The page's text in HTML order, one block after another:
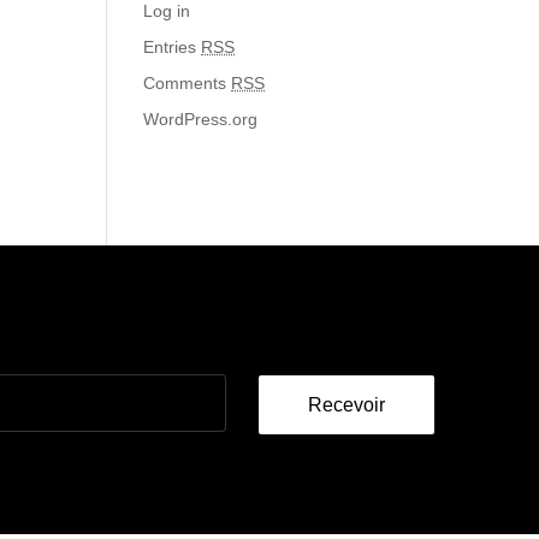
Log in
Entries RSS
Comments RSS
WordPress.org
Recevoir